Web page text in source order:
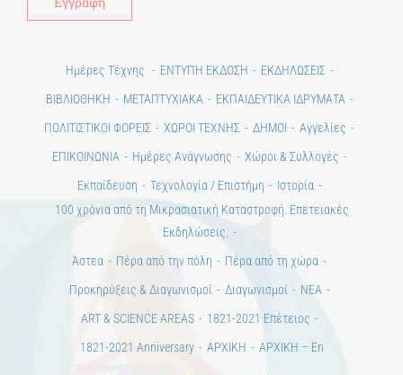
Ημέρες Τέχνης ΕΝΤΥΠΗ ΕΚΔΟΣΗ
ΕΚΔΗΛΩΣΕΙΣ
ΒΙΒΛΙΟΘΗΚΗ
ΜΕΤΑΠΤΥΧΙΑΚΑ
ΕΚΠΑΙΔΕΥΤΙΚΑ ΙΔΡΥΜΑΤΑ
ΠΟΛΙΤΙΣΤΙΚΟΙ ΦΟΡΕΙΣ
ΧΩΡΟΙ ΤΕΧΝΗΣ ΔΗΜΟΙ
Αγγελίες
ΕΠΙΚΟΙΝΩΝΙΑ
Ημέρες Ανάγνωσης
Χώροι & Συλλογές
Εκπαίδευση
Τεχνολογία / Επιστήμη
Ιστορία
100 χρόνια από τη Μικρασιατική Καταστροφή. Επετειακές
Εκδηλώσεις.
Άστεα
Πέρα από την πόλη
Πέρα από τη χώρα
Προκηρύξεις & Διαγωνισμοί
Διαγωνισμοί
ΝΕΑ
ART & SCIENCE AREAS
1821-2021 Επέτειος
1821-2021 Anniversary
ΑΡΧΙΚΗ ΑΡΧΙΚΗ – En